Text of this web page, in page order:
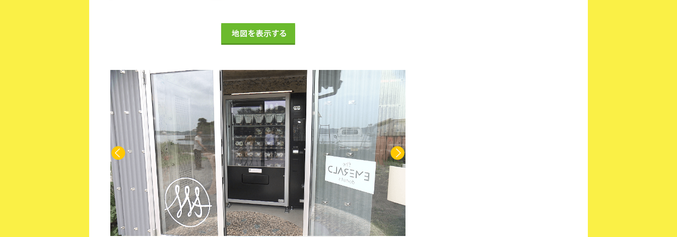
地図を表示する